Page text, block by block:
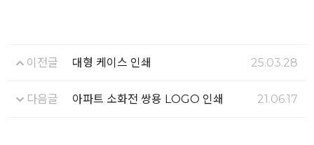
이전글 대형 케이스 인쇄 25.03.28
다음글 아파트 소화전 쌍용 LOGO 인쇄 21.06.17